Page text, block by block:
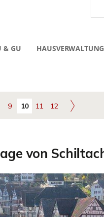
& GU HAUSVERWALTUNG
9 10 11 12
von